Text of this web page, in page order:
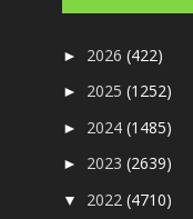
► 2026(422)
► 2025(1252)
► 2024(1485)
► 2023(2639)
▼ 2022(4710)